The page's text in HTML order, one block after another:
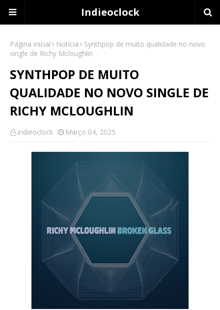
Indieoclock
Página inicial Notícia
Synthpop de muito qualidade no novo
single de Richy Mcloughlin
SYNTHPOP DE MUITO
QUALIDADE NO NOVO SINGLE DE
RICHY MCLOUGHLIN
indieoclock Março 04, 2025